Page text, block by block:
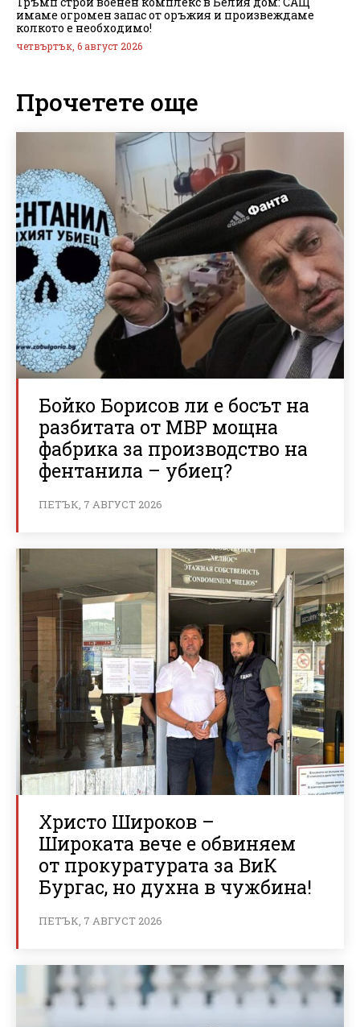
имаме огромен запас от оръжия и произвеждаме
колкото е необходимо!
четвъртък, 6 август 2026
Прочетете още
Бойко Борисов ли е босът на
разбитата от МВР мощна
фабрика за производство на
фентанила – убиец?
ПЕТЪК, 7 АВГУСТ 2026
Христо Широков –
Широката вече е обвиняем
от прокуратурата за ВиК
Бургас, но духна в чужбина!
ПЕТЪК, 7 АВГУСТ 2026